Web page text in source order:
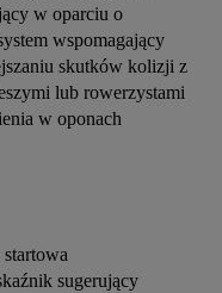
w oparciu o
wspomagający
skutków kolizji z
lub rowerzystami
w oponach
sugerujący